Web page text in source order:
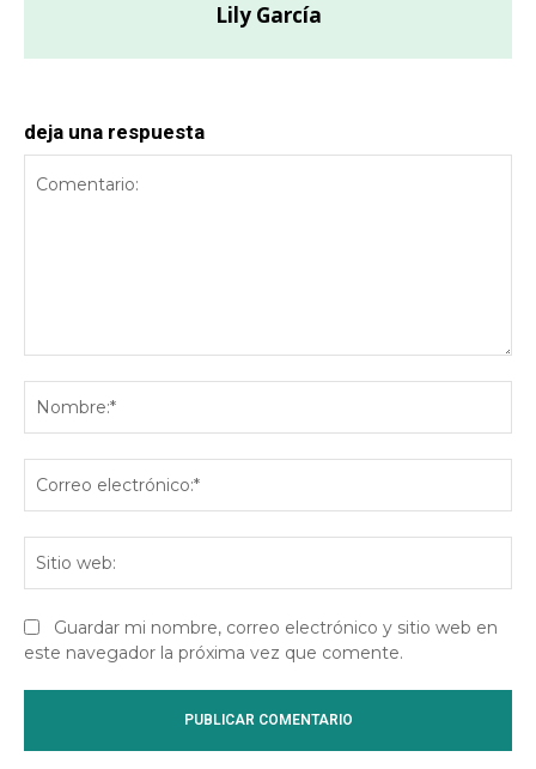
Lily García
deja una respuesta
Guardar mi nombre, correo electrónico y sitio web en
este navegador la próxima vez que comente.